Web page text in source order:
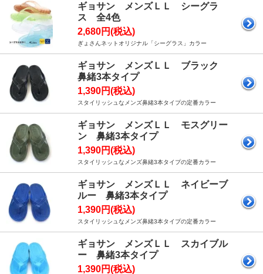
ギョサン メンズＬＬ シーグラ
ス 全4色
2,680円(税込)
ぎょさんネットオリジナル「シーグラス」カラー
ギョサン メンズＬＬ ブラック
鼻緒3本タイプ
1,390円(税込)
スタイリッシュなメンズ鼻緒3本タイプの定番カラー
ギョサン メンズＬＬ モスグリー
ン 鼻緒3本タイプ
1,390円(税込)
スタイリッシュなメンズ鼻緒3本タイプの定番カラー
ギョサン メンズＬＬ ネイビーブ
ルー 鼻緒3本タイプ
1,390円(税込)
スタイリッシュなメンズ鼻緒3本タイプの定番カラー
ギョサン メンズＬＬ スカイブル
ー 鼻緒3本タイプ
1,390円(税込)